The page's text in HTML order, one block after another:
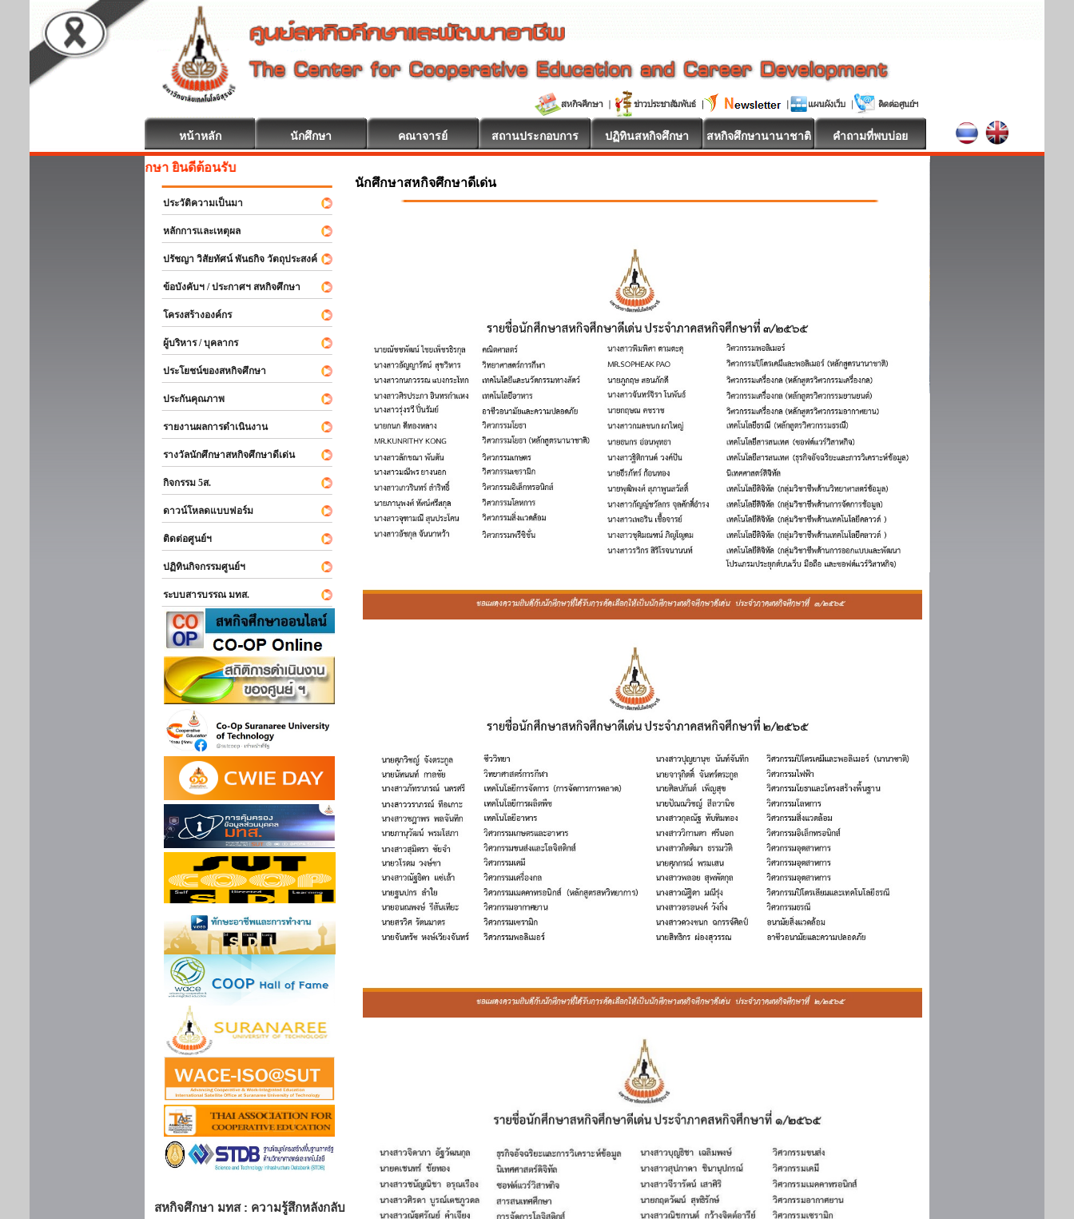
หน้าหลัก นักศึกษา คณาจารย์ สถานประกอบการ ปฏิทินสหกิจศึกษา สหกิจศึกษานานาชาติ คำถามที่พบบ่อย
สหกิจศึกษา ยินดีต้อนรับ
ประวัติความเป็นมา
หลักการและเหตุผล
ปรัชญา วิสัยทัศน์ พันธกิจ วัตถุประสงค์
ข้อบังคับฯ / ประกาศฯ สหกิจศึกษา
โครงสร้างองค์กร
ผู้บริหาร / บุคลากร
ประโยชน์ของสหกิจศึกษา
ประกันคุณภาพ
รายงานผลการดำเนินงาน
รางวัลนักศึกษาสหกิจศึกษาดีเด่น
กิจกรรม 5ส.
ดาวน์โหลดแบบฟอร์ม
ติดต่อศูนย์ฯ
ปฏิทินกิจกรรมศูนย์ฯ
ระบบสารบรรณ มทส.
สหกิจศึกษา มทส : ความรู้สึกหลังกลับ
นักศึกษาสหกิจศึกษาดีเด่น